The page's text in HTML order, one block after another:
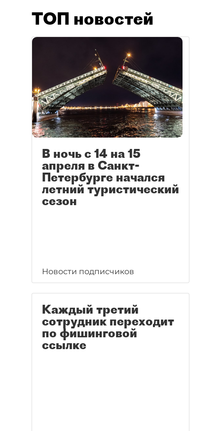
ТОП новостей
В ночь с 14 на 15
апреля в Санкт-
Петербурге начался
летний туристический
сезон
Новости подписчиков
Каждый третий
сотрудник переходит
по фишинговой
ссылке